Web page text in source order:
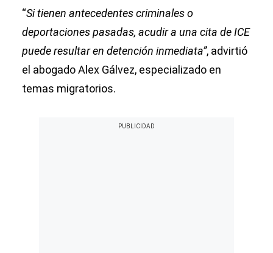
“Si tienen antecedentes criminales o
deportaciones pasadas, acudir a una cita de ICE
puede resultar en detención inmediata”, advirtió
el abogado Alex Gálvez, especializado en
temas migratorios.